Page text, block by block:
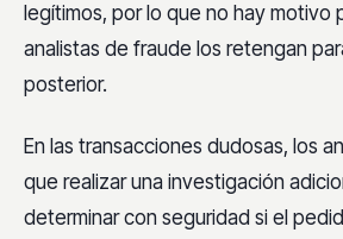
legítimos, por lo que no hay motivo
analistas de fraude los retengan
posterior.
En las transacciones dudosas, los
que realizar una investigación
determinar con seguridad si el